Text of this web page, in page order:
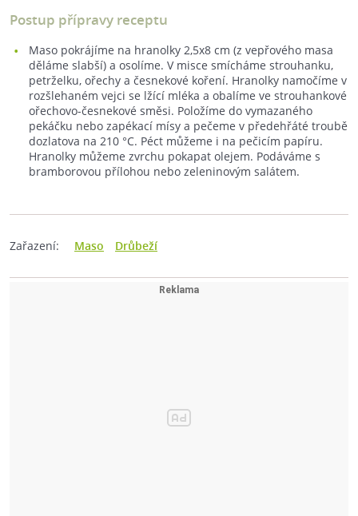
Postup přípravy receptu
Maso pokrájíme na hranolky 2,5x8 cm (z vepřového masa
děláme slabší) a osolíme. V misce smícháme strouhanku,
petrželku, ořechy a česnekové koření. Hranolky namočíme v
rozšlehaném vejci se lžící mléka a obalíme ve strouhankové
ořechovo-česnekové směsi. Položíme do vymazaného
pekáčku nebo zapékací mísy a pečeme v předehřáté troubě
dozlatova na 210 °C. Péct můžeme i na pečicím papíru.
Hranolky můžeme zvrchu pokapat olejem. Podáváme s
bramborovou přílohou nebo zeleninovým salátem.
Zařazení: Maso Drůbeží